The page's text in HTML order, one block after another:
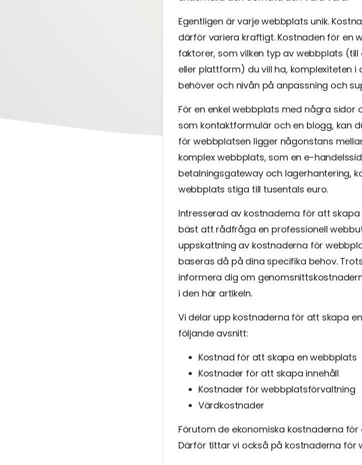
Egentligen är varje webbplats unik.
därför variera kraftigt. Kostnaden för en
faktorer, som vilken typ av webbplats
eller plattform) du vill ha, komplexiteten i
behöver och nivån på anpassning och
För en enkel webbplats med några sidor
som kontaktformulär och en blogg, kan
för webbplatsen ligger någonstans
komplex webbplats, som en e-
betalningsgateway och lagerhantering,
webbplats stiga till tusentals euro.
Intresserad av kostnaderna för att
bäst att rådfråga en professionell
uppskattning av kostnaderna för
baseras då på dina specifika behov.
informera dig om
i den här artikeln.
Vi delar upp kostnaderna för att skapa
följande avsnitt:
Kostnad för att skapa en webbplats
Kostnader för att skapa innehåll
Kostnader för webbplatsförvaltning
Värdkostnader
Förutom de ekonomiska kostnaderna
Därför tittar vi också på kostnaderna för